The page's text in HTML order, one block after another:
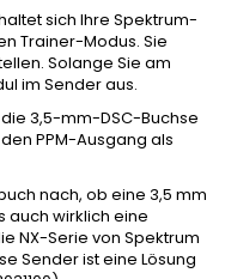
sich Ihre Spektrum-
Trainer-Modus. Sie
Solange Sie am
im Sender aus.
3,5-mm-DSC-Buchse
PPM-Ausgang als
nach, ob eine 3,5 mm
auch wirklich eine
NX-Serie von Spektrum
Sender ist eine Lösung